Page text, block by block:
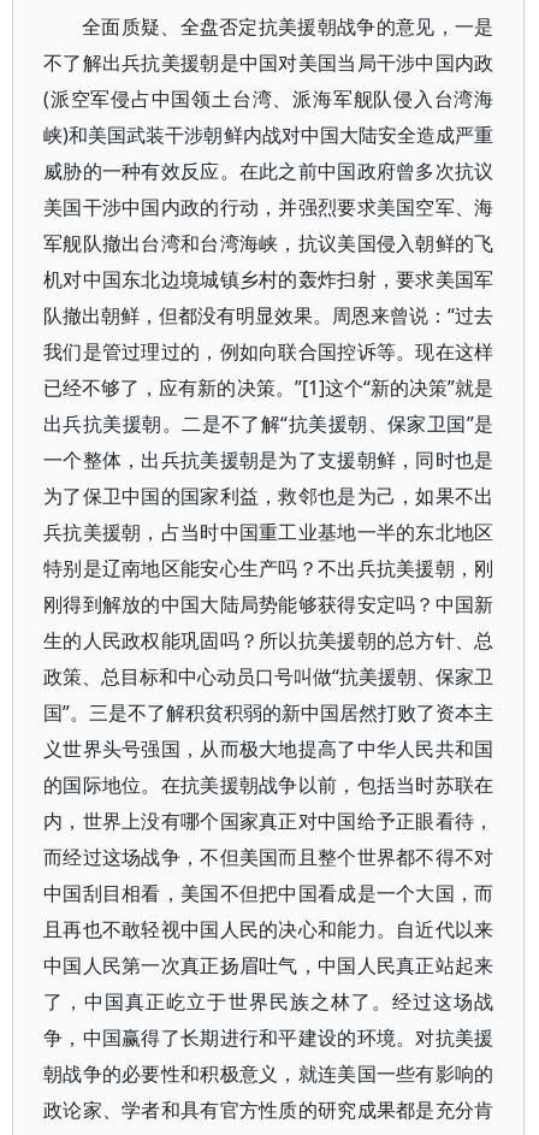
全面质疑、全盘否定抗美援朝战争的意见，一是
不了解出兵抗美援朝是中国对美国当局干涉中国内政
(派空军侵占中国领土台湾、派海军舰队侵入台湾海
峡)和美国武装干涉朝鲜内战对中国大陆安全造成严重
威胁的一种有效反应。在此之前中国政府曾多次抗议
美国干涉中国内政的行动，并强烈要求美国空军、海
军舰队撤出台湾和台湾海峡，抗议美国侵入朝鲜的飞
机对中国东北边境城镇乡村的轰炸扫射，要求美国军
队撤出朝鲜，但都没有明显效果。周恩来曾说：“过去
我们是管过理过的，例如向联合国控诉等。现在这样
已经不够了，应有新的决策。”[1]这个“新的决策”就是
出兵抗美援朝。二是不了解“抗美援朝、保家卫国”是
一个整体，出兵抗美援朝是为了支援朝鲜，同时也是
为了保卫中国的国家利益，救邻也是为己，如果不出
兵抗美援朝，占当时中国重工业基地一半的东北地区
特别是辽南地区能安心生产吗？不出兵抗美援朝，刚
刚得到解放的中国大陆局势能够获得安定吗？中国新
生的人民政权能巩固吗？所以抗美援朝的总方针、总
政策、总目标和中心动员口号叫做“抗美援朝、保家卫
国”。三是不了解积贫积弱的新中国居然打败了资本主
义世界头号强国，从而极大地提高了中华人民共和国
的国际地位。在抗美援朝战争以前，包括当时苏联在
内，世界上没有哪个国家真正对中国给予正眼看待，
而经过这场战争，不但美国而且整个世界都不得不对
中国刮目相看，美国不但把中国看成是一个大国，而
且再也不敢轻视中国人民的决心和能力。自近代以来
中国人民第一次真正扬眉吐气，中国人民真正站起来
了，中国真正屹立于世界民族之林了。经过这场战
争，中国赢得了长期进行和平建设的环境。对抗美援
朝战争的必要性和积极意义，就连美国一些有影响的
政论家、学者和具有官方性质的研究成果都是充分肯